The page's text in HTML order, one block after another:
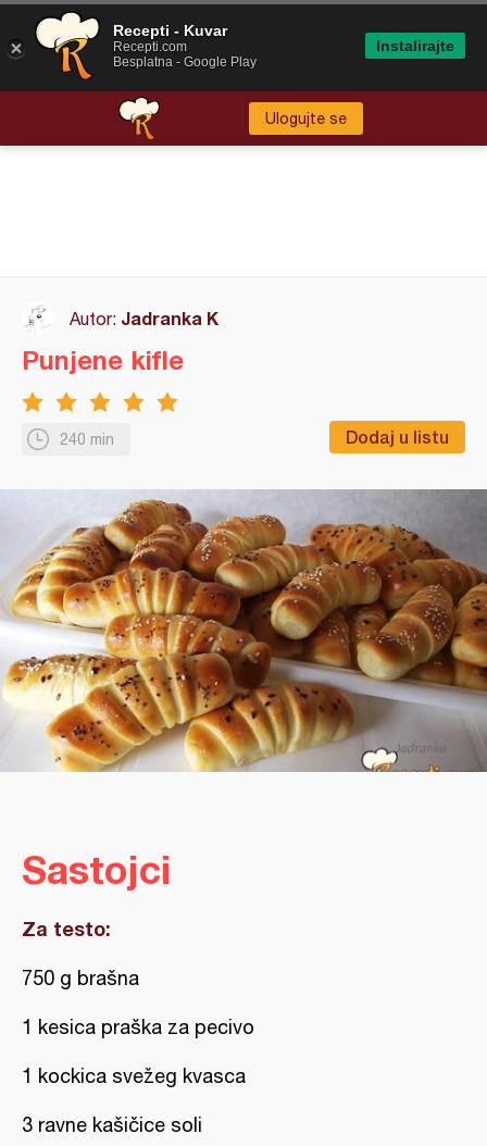
Ulogujte se
Autor: Jadranka K
240 min Dodaj u listu
Punjene kifle
Sastojci
Za testo:
750 g brašna
1 kesica praška za pecivo
1 kockica svežeg kvasca
3 ravne kašičice soli
Recepti - Kuvar
Recepti.com
Besplatna - Google Play
Instalirajte